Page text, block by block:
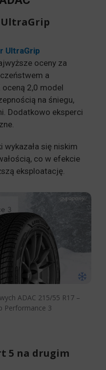
(ausreichend)
dostateczna
niedostateczna
(mangelhaft)
niedostateczna
(mangelhaft)
niedostateczna
UltraGrip
UltraGrip
oceny za
a
2,0 model
na śniegu,
Dodatkowo eksperci
wykazała się niskim
co w efekcie
eksploatację.
ADAC 215/55 R17 –
Performance 3
5 na drugim